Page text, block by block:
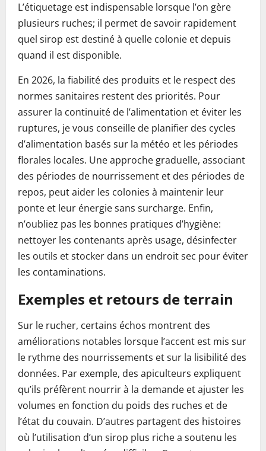
L’étiquetage est indispensable lorsque l’on gère
plusieurs ruches; il permet de savoir rapidement
quel sirop est destiné à quelle colonie et depuis
quand il est disponible.
En 2026, la fiabilité des produits et le respect des
normes sanitaires restent des priorités. Pour
assurer la continuité de l’alimentation et éviter les
ruptures, je vous conseille de planifier des cycles
d’alimentation basés sur la météo et les périodes
florales locales. Une approche graduelle, associant
des périodes de nourrissement et des périodes de
repos, peut aider les colonies à maintenir leur
ponte et leur énergie sans surcharge. Enfin,
n’oubliez pas les bonnes pratiques d’hygiène:
nettoyer les contenants après usage, désinfecter
les outils et stocker dans un endroit sec pour éviter
les contaminations.
Exemples et retours de terrain
Sur le rucher, certains échos montrent des
améliorations notables lorsque l’accent est mis sur
le rythme des nourrissements et sur la lisibilité des
données. Par exemple, des apiculteurs expliquent
qu’ils préfèrent nourrir à la demande et ajuster les
volumes en fonction du poids des ruches et de
l’état du couvain. D’autres partagent des histoires
où l’utilisation d’un sirop plus riche a soutenu les